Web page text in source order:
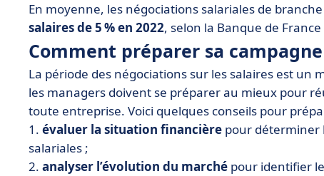
En moyenne, les négociations salariales de
salaires de 5 % en 2022, selon la Banque de
Comment préparer sa
La période des négociations sur les salaires est un
les managers doivent se préparer au mieux pour
toute entreprise. Voici quelques conseils pour
1. évaluer la situation financière pour déterminer
salariales ;
2. analyser l’évolution du marché pour identifier